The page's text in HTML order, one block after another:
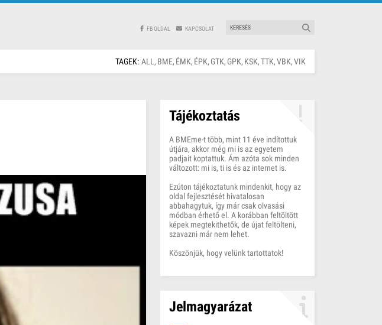
FB OLDAL KAPCSOLAT
TAGEK: ALL BME ÉMK ÉPK GTK GPK KSK TTK VBK VIK
Tájékoztatás
A BMEme-t több, mint 11 éve indítottuk
útjára, akkor még mi is az egyetem
padjait koptattuk. Ám azóta sok minden
változott: mi is, ti is és az internet is.
Ezúton tájékoztatunk mindenkit, hogy az
oldal fejlesztését hivatalosan
abbahagytuk, így már csak olvasási
módban érhető el. A korábban feltöltött
képek megtekithetők, de újat feltölteni,
szavazni már nem lehet.
Köszönjük, hogy velünk tartottatok!
Jelmagyarázat